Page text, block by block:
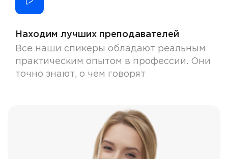
Находим лучших преподавателей
Все наши спикеры обладают реальным
практическим опытом в профессии. Они
точно знают, о чем говорят